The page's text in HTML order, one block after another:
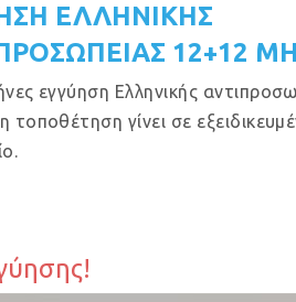
ΕΛΛΗΝΙΚΗΣ
12+12
εγγύηση Ελληνικής
τοποθέτηση γίνει σε